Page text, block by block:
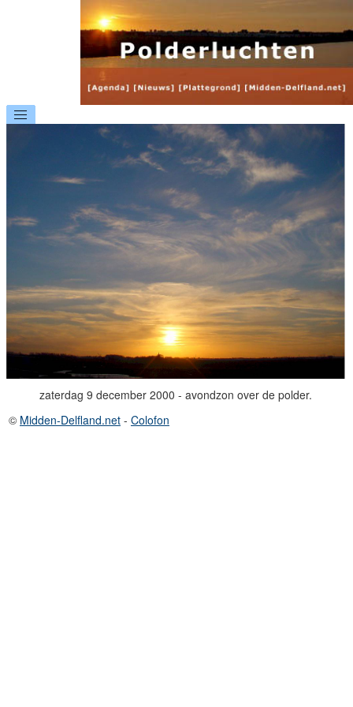
zaterdag 9 december 2000 - avondzon over de polder.
© Midden-Delfland.net - Colofon